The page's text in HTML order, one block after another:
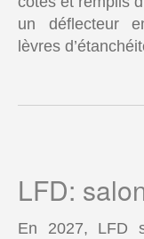
un déflecteur
lèvres
LFD:
En 2027, LFD